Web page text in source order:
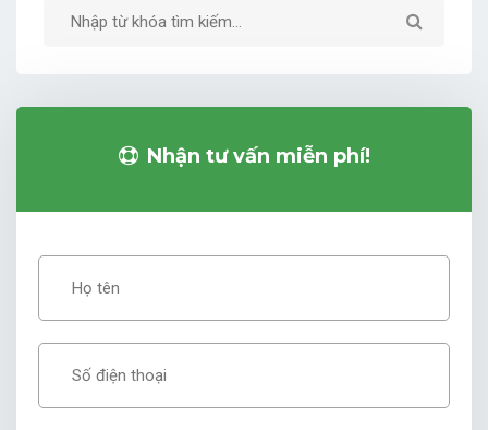
Nhận tư vấn miễn phí!